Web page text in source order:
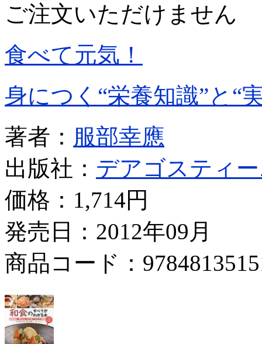
ご注文いただけません
食べて元気！
身につく“栄養知識”と“
著者： 服部幸應
出版社： デアゴスティ
価格： 1,714円
発売日：2012年09月
商品コード：